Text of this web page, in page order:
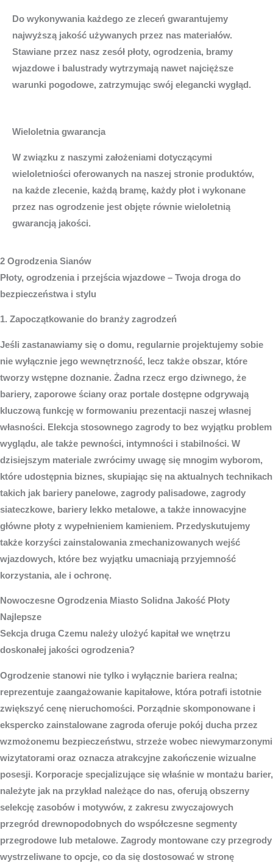
Do wykonywania każdego ze zleceń gwarantujemy
najwyższą jakość używanych przez nas materiałów.
Stawiane przez nasz zesół płoty, ogrodzenia, bramy
wjazdowe i balustrady wytrzymają nawet najcięższe
warunki pogodowe, zatrzymując swój elegancki wygłąd.
Wieloletnia gwarancja
W związku z naszymi założeniami dotyczącymi
wieloletniości oferowanych na naszej stronie produktów,
na każde zlecenie, każdą bramę, każdy płot i wykonane
przez nas ogrodzenie jest objęte równie wieloletnią
gwarancją jakości.
2 Ogrodzenia Sianów
Płoty, ogrodzenia i przejścia wjazdowe – Twoja droga do
bezpieczeństwa i stylu
1. Zapoczątkowanie do branży zagrodzeń
Jeśli zastanawiamy się o domu, regularnie projektujemy sobie
nie wyłącznie jego wewnętrzność, lecz także obszar, które
tworzy wstępne doznanie. Żadna rzecz ergo dziwnego, że
bariery, zaporowe ściany oraz portale dostępne odgrywają
kluczową funkcję w formowaniu prezentacji naszej własnej
własności. Elekcja stosownego zagrody to bez wyjątku problem
wyglądu, ale także pewności, intymności i stabilności. W
dzisiejszym materiale zwrócimy uwagę się mnogim wyborom,
które udostępnia biznes, skupiając się na aktualnych technikach
takich jak bariery panelowe, zagrody palisadowe, zagrody
siateczkowe, bariery lekko metalowe, a także innowacyjne
główne płoty z wypełnieniem kamieniem. Przedyskutujemy
także korzyści zainstalowania zmechanizowanych wejść
wjazdowych, które bez wyjątku umacniają przyjemność
korzystania, ale i ochronę.
Nowoczesne Ogrodzenia Miasto Solidna Jakość Płoty
Najlepsze
Sekcja druga Czemu należy ulożyć kapitał we wnętrzu
doskonałej jakości ogrodzenia?
Ogrodzenie stanowi nie tylko i wyłącznie bariera realna;
reprezentuje zaangażowanie kapitałowe, która potrafi istotnie
zwiększyć cenę nieruchomości. Porządnie skomponowane i
ekspercko zainstalowane zagroda oferuje pokój ducha przez
wzmożonemu bezpieczeństwu, strzeże wobec niewymarzonymi
wizytatorami oraz oznacza atrakcyjne zakończenie wizualne
posesji. Korporacje specjalizujące się właśnie w montażu barier,
należyte jak na przykład należące do nas, oferują obszerny
selekcję zasobów i motywów, z zakresu zwyczajowych
przegród drewnopodobnych do współczesne segmenty
przegrodowe lub metalowe. Zagrody montowane czy przegrody
wystrzeliwane to opcje, co da się dostosować w stronę